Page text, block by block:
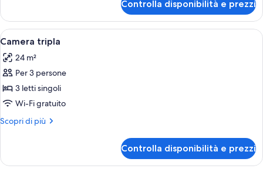
uso
singolo
Controlla disponibilità e prezzi
Apri
tutte
le
foto
per
Camera
tripla
Una camera d'albergo con due letti,
3
Camera tripla
24 m²
Per 3 persone
3 letti singoli
Wi-Fi gratuito
Scopri di più
Altri
tripla
Controlla disponibilità e prezzi